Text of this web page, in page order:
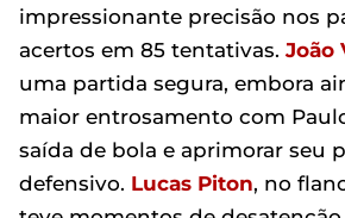
impressionante precisão nos
acertos em 85 tentativas. João
uma partida segura, embora
maior entrosamento com
saída de bola e aprimorar seu
defensivo. Lucas Piton, no